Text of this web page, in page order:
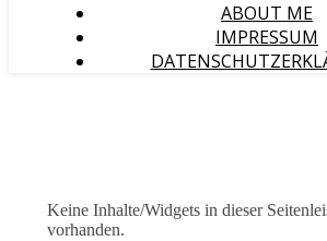
ABOUT ME
IMPRESSUM
Keine Inhalte/Widgets in dieser
vorhanden.